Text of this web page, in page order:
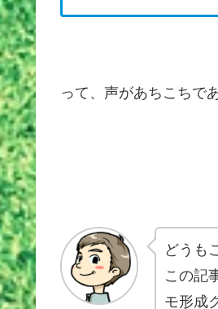
って、声があちこちで
どうも
この記
モ形成